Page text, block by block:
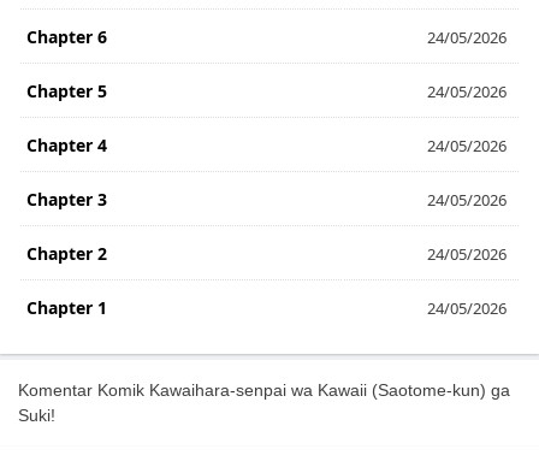
Chapter 6 24/05/2026
Chapter 5 24/05/2026
Chapter 4 24/05/2026
Chapter 3 24/05/2026
Chapter 2 24/05/2026
Chapter 1 24/05/2026
Komentar Komik Kawaihara-senpai wa Kawaii (Saotome-kun) ga
Suki!